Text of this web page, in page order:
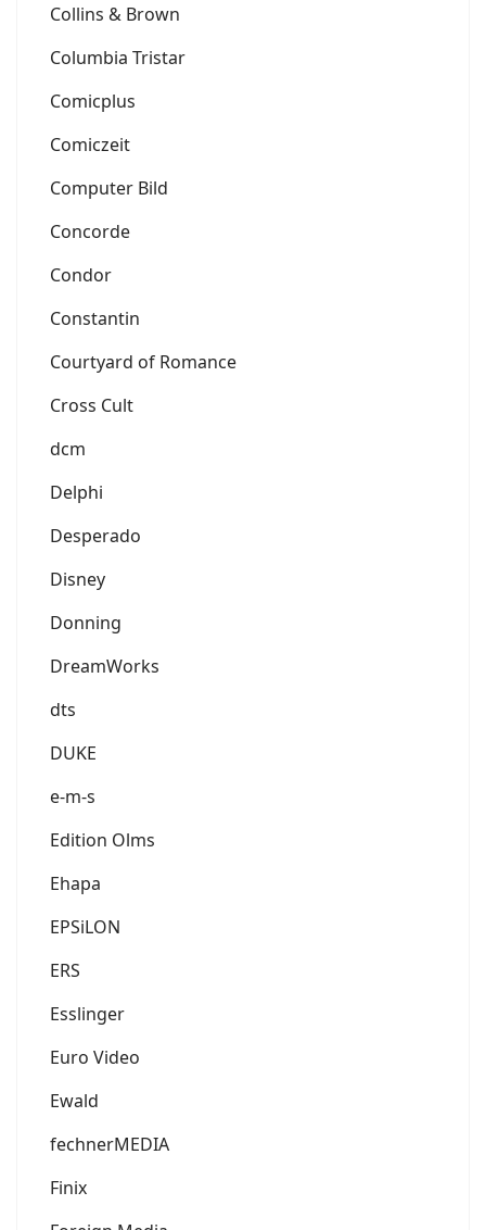
Collins & Brown
Columbia Tristar
Comicplus
Comiczeit
Computer Bild
Concorde
Condor
Constantin
Courtyard of Romance
Cross Cult
dcm
Delphi
Desperado
Disney
Donning
DreamWorks
dts
DUKE
e-m-s
Edition Olms
Ehapa
EPSiLON
ERS
Esslinger
Euro Video
Ewald
fechnerMEDIA
Finix